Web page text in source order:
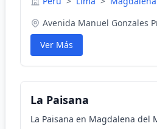
Avenida Manuel Gonzales
Ver Más
La Paisana
La Paisana en Magdalena del